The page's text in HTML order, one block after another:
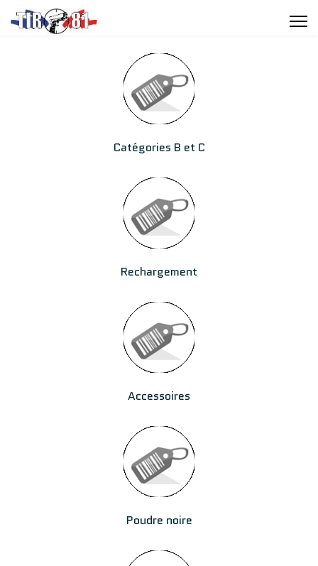
Catégories B et C
Rechargement
Accessoires
Poudre noire